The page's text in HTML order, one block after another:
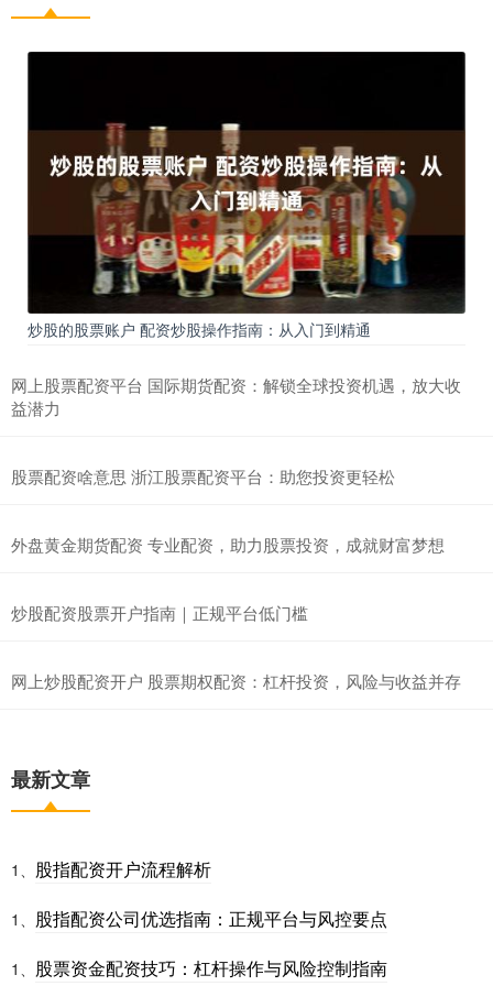
炒股的股票账户 配资炒股操作指南：从入门到精通
网上股票配资平台 国际期货配资：解锁全球投资机遇，放大收
益潜力
股票配资啥意思 浙江股票配资平台：助您投资更轻松
外盘黄金期货配资 专业配资，助力股票投资，成就财富梦想
炒股配资股票开户指南｜正规平台低门槛
网上炒股配资开户 股票期权配资：杠杆投资，风险与收益并存
最新文章
1、 股指配资开户流程解析
1、 股指配资公司优选指南：正规平台与风控要点
1、 股票资金配资技巧：杠杆操作与风险控制指南